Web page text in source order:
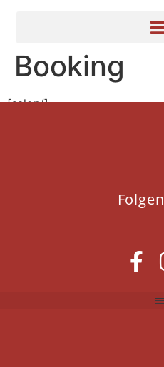
Booking
[salon/]
Folgen